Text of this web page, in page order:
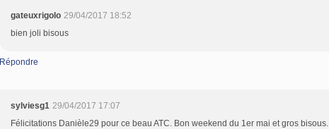
gateuxrigolo 29/04/2017 18:52
bien joli bisous
Répondre
sylviesg1 29/04/2017 17:07
Félicitations Danièle29 pour ce beau ATC. Bon weekend du 1er mai et gros